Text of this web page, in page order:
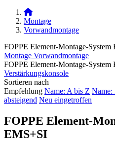
Montage
Vorwandmontage
FOPPE Element-Montage-System
Montage Vorwandmontage
FOPPE Element-Montage-System
Verstärkungskonsole
Sortieren nach
Empfehlung Name: A bis Z Name:
absteigend Neu eingetroffen
FOPPE Element-
EMS+SI